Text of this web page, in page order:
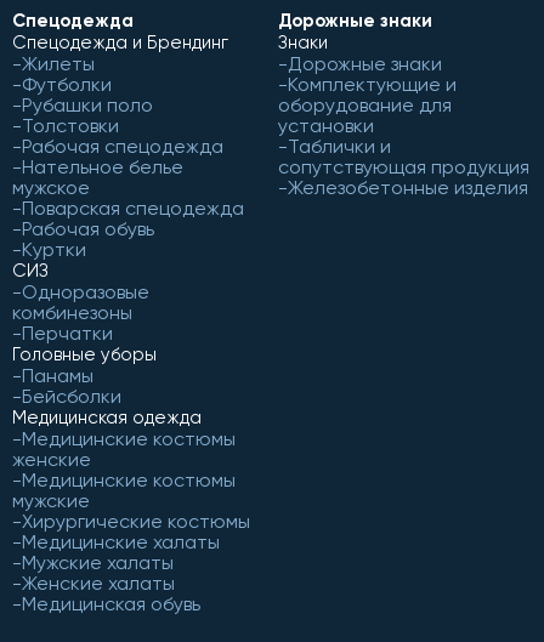
Спецодежда
Спецодежда и Брендинг
Жилеты
Футболки
Рубашки поло
Толстовки
Рабочая спецодежда
Нательное белье
мужское
Поварская спецодежда
Рабочая обувь
Куртки
СИЗ
Одноразовые
комбинезоны
Перчатки
Головные уборы
Панамы
Бейсболки
Медицинская одежда
Медицинские костюмы
женские
Медицинские костюмы
мужские
Хирургические костюмы
Медицинские халаты
Мужские халаты
Женские халаты
Медицинская обувь
Дорожные знаки
Знаки
Дорожные знаки
Комплектующие и
оборудование для
установки
Таблички и
сопутствующая продукция
Железобетонные изделия